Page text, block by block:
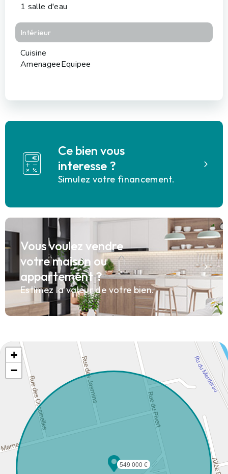
1 salle d'eau
Intérieur
Cuisine
AmenageeEquipee
Ce bien vous
interesse ?
Simulez votre financement.
Vous voulez vendre
votre maison ou
appartement ?
Estimez la valeur de votre bien.
549 000 €
+
−